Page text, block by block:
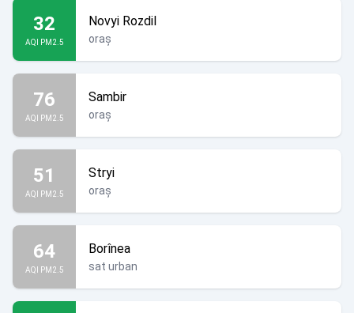
32
AQI PM2.5
Novyi Rozdil
oraș
76
AQI PM2.5
Sambir
oraș
51
AQI PM2.5
Stryi
oraș
64
AQI PM2.5
Borînea
sat urban